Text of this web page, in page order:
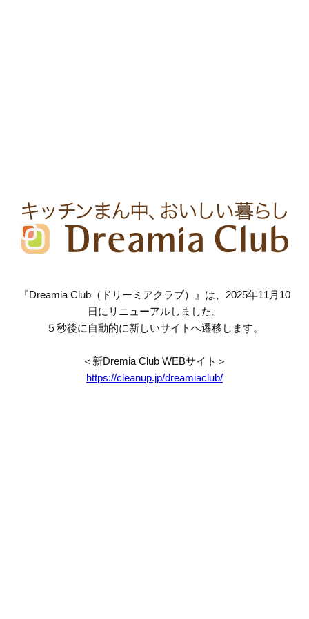
『Dreamia Club（ドリーミアクラブ）』は、2025年11月10
日にリニューアルしました。
５秒後に自動的に新しいサイトへ遷移します。
＜新Dremia Club WEBサイト＞
https://cleanup.jp/dreamiaclub/